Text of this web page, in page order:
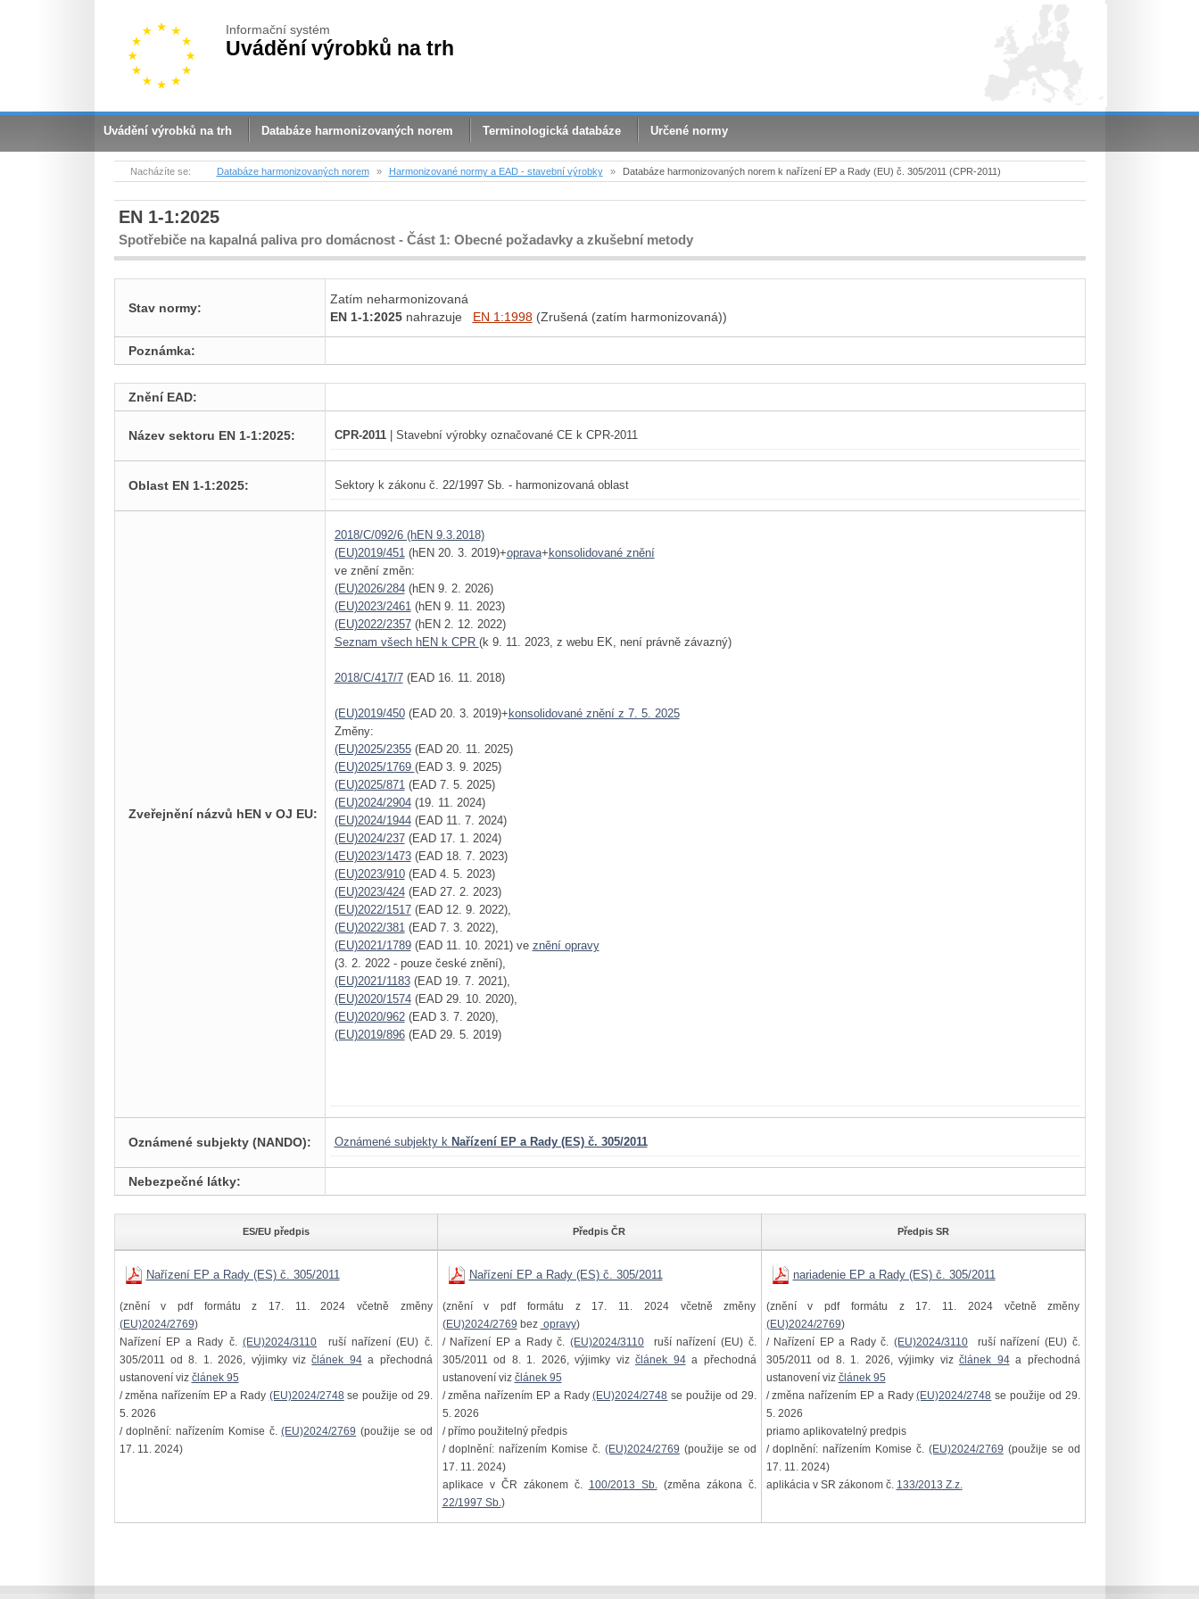
Informační systém
Uvádění výrobků na trh
Uvádění výrobků na trh Databáze harmonizovaných norem Terminologická databáze Určené normy
Nacházíte se: Databáze harmonizovaných norem » Harmonizované normy a EAD - stavební výrobky » Databáze harmonizovaných norem k nařízení EP a Rady (EU) č. 305/2011 (CPR-2011)
EN 1-1:2025
Spotřebiče na kapalná paliva pro domácnost - Část 1: Obecné požadavky a zkušební metody
Stav normy:
Zatím neharmonizovaná
EN 1-1:2025nahrazuje EN 1:1998(Zrušená (zatím harmonizovaná))
Poznámka:
Znění EAD:
Název sektoru EN 1-1:2025: CPR-2011| Stavební výrobky označované CE k CPR-2011
Oblast EN 1-1:2025: Sektory k zákonu č. 22/1997 Sb. - harmonizovaná oblast
Zveřejnění názvů hEN v OJ EU:
2018/C/092/6 (hEN 9.3.2018)
(EU)2019/451(hEN 20. 3. 2019)+oprava+ konsolidované znění
ve znění změn:
(EU)2026/284(hEN 9. 2. 2026)
(EU)2023/2461(hEN 9. 11. 2023)
(EU)2022/2357(hEN 2. 12. 2022)
Seznam všech hEN k CPR (k 9. 11. 2023, z webu EK, není právně závazný)
2018/C/417/7(EAD 16. 11. 2018)
(EU)2019/450(EAD 20. 3. 2019)+ konsolidované znění z 7. 5. 2025
Změny:
(EU)2025/2355(EAD 20. 11. 2025)
(EU)2025/1769 (EAD 3. 9. 2025)
(EU)2025/871(EAD 7. 5. 2025)
(EU)2024/2904(19. 11. 2024)
(EU)2024/1944(EAD 11. 7. 2024)
(EU)2024/237(EAD 17. 1. 2024)
(EU)2023/1473(EAD 18. 7. 2023)
(EU)2023/910(EAD 4. 5. 2023)
(EU)2023/424(EAD 27. 2. 2023)
(EU)2022/1517(EAD 12. 9. 2022),
(EU)2022/381(EAD 7. 3. 2022),
(EU)2021/1789(EAD 11. 10. 2021) ve znění opravy
(3. 2. 2022 - pouze české znění),
(EU)2021/1183(EAD 19. 7. 2021),
(EU)2020/1574(EAD 29. 10. 2020),
(EU)2020/962(EAD 3. 7. 2020),
(EU)2019/896(EAD 29. 5. 2019)
Oznámené subjekty (NANDO): Oznámené subjekty k Nařízení EP a Rady (ES) č. 305/2011
Nebezpečné látky:
ES/EU předpis Předpis ČR Předpis SR
Nařízení EP a Rady (ES) č. 305/2011
(znění v pdf formátu z 17. 11. 2024 včetně změny
(EU)2024/2769)
Nařízení EP a Rady č. (EU)2024/3110 ruší nařízení (EU) č.
305/2011 od 8. 1. 2026, výjimky vizčlánek 94a přechodná
ustanovení viz článek 95
/ změna nařízením EP a Rady (EU)2024/2748 se použije od 29.
5. 2026
/ doplnění: nařízením Komise č.(EU)2024/2769 (použije se od
17. 11. 2024)
Nařízení EP a Rady (ES) č. 305/2011
(znění v pdf formátu z 17. 11. 2024 včetně změny
(EU)2024/2769 bez opravy)
/ Nařízení EP a Rady č. (EU)2024/3110ruší nařízení (EU) č.
305/2011 od 8. 1. 2026, výjimky viz článek 94a přechodná
ustanovení viz článek 95
/ změna nařízením EP a Rady(EU)2024/2748 se použije od 29.
5. 2026
/ přímo použitelný předpis
/ doplnění: nařízením Komise č. (EU)2024/2769 (použije se od
17. 11. 2024)
aplikace v ČR zákonem č. 100/2013 Sb.(změna zákona č.
22/1997 Sb.)
nariadenie EP a Rady (ES) č. 305/2011
(znění v pdf formátu z 17. 11. 2024 včetně změny
(EU)2024/2769)
/ Nařízení EP a Rady č. (EU)2024/3110ruší nařízení (EU) č.
305/2011 od 8. 1. 2026, výjimky viz článek 94a přechodná
ustanovení viz článek 95
/ změna nařízením EP a Rady(EU)2024/2748 se použije od 29.
5. 2026
priamo aplikovatelný predpis
/ doplnění: nařízením Komise č. (EU)2024/2769 (použije se od
17. 11. 2024)
aplikácia v SR zákonom č. 133/2013 Z.z.